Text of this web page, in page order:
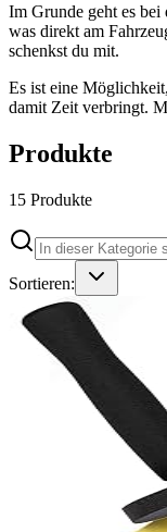
Im Grunde geht es
was direkt am
schenkst du mit.
Es ist eine
damit Zeit verbringt.
Produkte
15 Produkte
Sortieren: